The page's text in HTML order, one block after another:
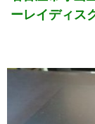
ーレイディス